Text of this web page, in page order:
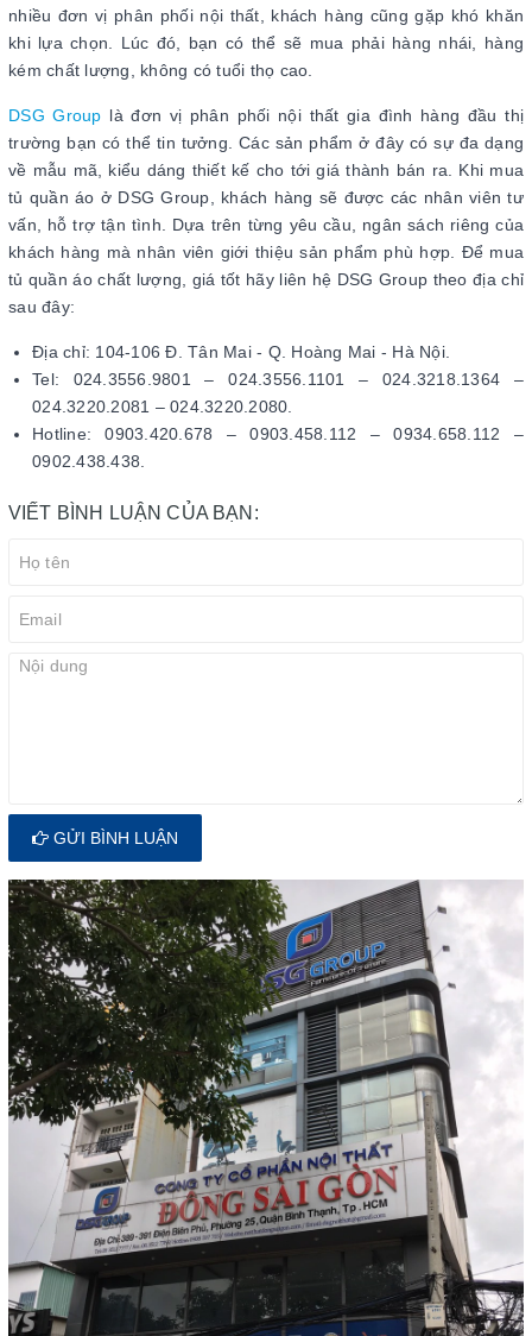
nhiều đơn vị phân phối nội thất, khách hàng cũng gặp khó khăn
khi lựa chọn. Lúc đó, bạn có thể sẽ mua phải hàng nhái, hàng
kém chất lượng, không có tuổi thọ cao.
DSG Group là đơn vị phân phối nội thất gia đình hàng đầu thị
trường bạn có thể tin tưởng. Các sản phẩm ở đây có sự đa dạng
về mẫu mã, kiểu dáng thiết kế cho tới giá thành bán ra. Khi mua
tủ quần áo ở DSG Group, khách hàng sẽ được các nhân viên tư
vấn, hỗ trợ tận tình. Dựa trên từng yêu cầu, ngân sách riêng của
khách hàng mà nhân viên giới thiệu sản phẩm phù hợp. Để mua
tủ quần áo chất lượng, giá tốt hãy liên hệ DSG Group theo địa chỉ
sau đây:
Địa chỉ: 104-106 Đ. Tân Mai - Q. Hoàng Mai - Hà Nội.
Tel: 024.3556.9801 – 024.3556.1101 – 024.3218.1364 –
024.3220.2081 – 024.3220.2080.
Hotline: 0903.420.678 – 0903.458.112 – 0934.658.112 –
0902.438.438.
VIẾT BÌNH LUẬN CỦA BẠN:
GỬI BÌNH LUẬN